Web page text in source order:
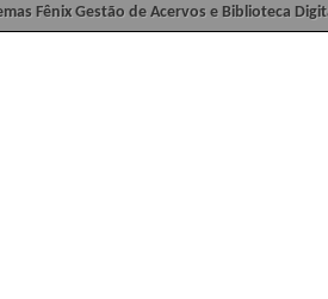
Fênix Gestão de Acervos e Biblioteca